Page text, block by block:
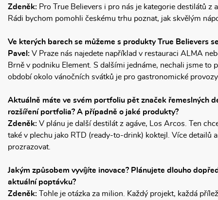
Zdeněk: Pro True Believers i pro nás je kategorie destilátů z
Rádi bychom pomohli českému trhu poznat, jak skvělým
Ve kterých barech se můžeme s produkty True Believers
Pavel: V Praze nás najedete například v restauraci ALMA
Brně v podniku Element. S dalšími jednáme, nechali jsme to
období okolo vánočních svátků je pro gastronomické
Aktuálně máte ve svém portfoliu pět značek řemeslných
rozšíření portfolia? A případně o jaké produkty?
Zdeněk: V plánu je další destilát z agáve, Los Arcos. Ten
také v plechu jako RTD (ready-to-drink) koktejl. Více detailů
prozrazovat.
Jakým způsobem vyvíjíte inovace? Plánujete dlouho
aktuální poptávku?
Zdeněk: Tohle je otázka za milion. Každý projekt, každá